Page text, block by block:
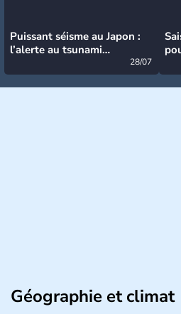
Puissant séisme au Japon :
l’alerte au tsunami
28/07
Géographie et climat